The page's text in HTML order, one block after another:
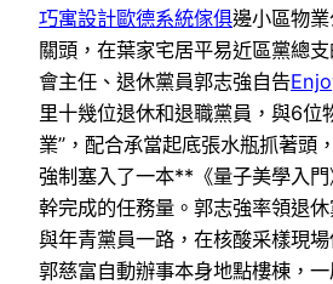
巧寓設計歐德系統傢俱邊小區物
關頭，在葉家宅居平易近區黨總
會主任、退休黨員郭志強自告
里十幾位退休和退職黨員，與6位
業”，配合承當起底張水瓶抓著頭
強制塞入了一本**《量子美學入
幹完成的任務量。郭志強率領退
與年青黨員一路，在核酸采樣現
郭慈富自動辦事本身地點樓棟，